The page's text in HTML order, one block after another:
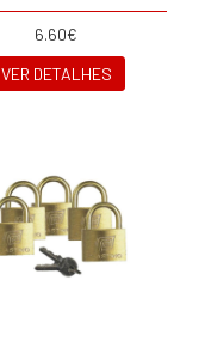
6.60€
VER DETALHES